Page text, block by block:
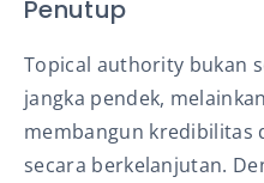
Penutup
Topical authority bukan
jangka pendek,
membangun kredibilitas
secara berkelanjutan.